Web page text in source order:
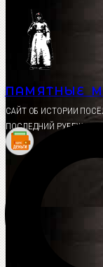
Перейти
содержимому
ПАМЯТНЫЕ
CАЙТ ОБ ИСТОРИИ
ПОСЛЕДНИЙ РУБЕЖ